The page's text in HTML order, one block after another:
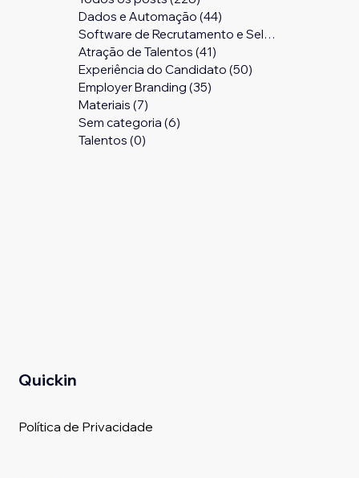
Dados e Automação (44)
Software de Recrutamento e Seleção
Atração de Talentos (41)
Experiência do Candidato (50)
Employer Branding (35)
Materiais (7)
Sem categoria (6)
Talentos (0)
Quickin
Política de Privacidade